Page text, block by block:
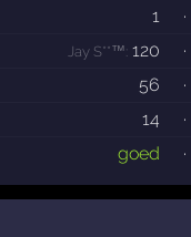
1
·
Jay S**™: 120 ·
56
·
14
·
goed
·